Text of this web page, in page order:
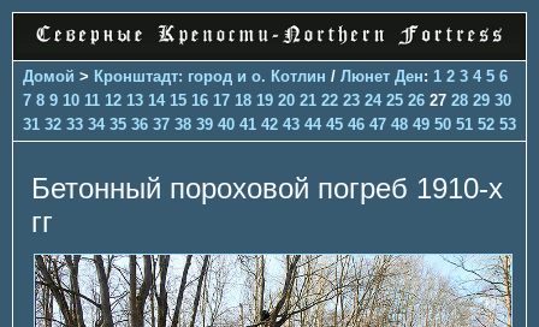
Домой > Кронштадт: город и о. Котлин / Люнет Ден: 1 2 3 4 5 6
7 8 9 10 11 12 13 14 15 16 17 18 19 20 21 22 23 24 25 26 27 28 29 30
31 32 33 34 35 36 37 38 39 40 41 42 43 44 45 46 47 48 49 50 51 52 53
Бетонный пороховой погреб 1910-х
гг